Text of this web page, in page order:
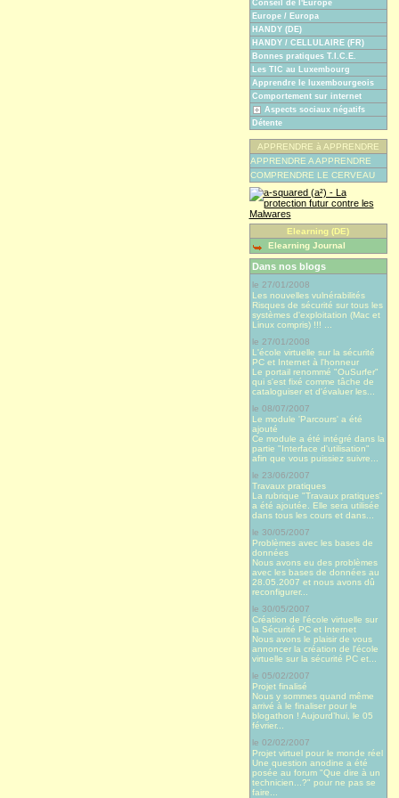
Conseil de l'Europe
Europe / Europa
HANDY (DE)
HANDY / CELLULAIRE (FR)
Bonnes pratiques T.I.C.E.
Les TIC au Luxembourg
Apprendre le luxembourgeois
Comportement sur internet
Aspects sociaux négatifs
Détente
APPRENDRE à APPRENDRE
APPRENDRE A APPRENDRE
COMPRENDRE LE CERVEAU
Elearning (DE)
Elearning Journal
Dans nos blogs
le 27/01/2008
Les nouvelles vulnérabilités
Risques de sécurité sur tous les
systèmes d'exploitation (Mac et
Linux compris) !!! ...
le 27/01/2008
L'école virtuelle sur la sécurité
PC et Internet à l'honneur
Le portail renommé "OuSurfer"
qui s'est fixé comme tâche de
cataloguiser et d'évaluer les...
le 08/07/2007
Le module 'Parcours' a été
ajouté
Ce module a été intégré dans la
partie "Interface d'utilisation"
afin que vous puissiez suivre...
le 23/06/2007
Travaux pratiques
La rubrique "Travaux pratiques"
a été ajoutée. Elle sera utilisée
dans tous les cours et dans...
le 30/05/2007
Problèmes avec les bases de
données
Nous avons eu des problèmes
avec les bases de données au
28.05.2007 et nous avons dû
reconfigurer...
le 30/05/2007
Création de l'école virtuelle sur
la Sécurité PC et Internet
Nous avons le plaisir de vous
annoncer la création de l'école
virtuelle sur la sécurité PC et...
le 05/02/2007
Projet finalisé
Nous y sommes quand même
arrivé à le finaliser pour le
blogathon ! Aujourd’hui, le 05
février...
le 02/02/2007
Projet virtuel pour le monde réel
Une question anodine a été
posée au forum "Que dire à un
technicien...?" pour ne pas se
faire...